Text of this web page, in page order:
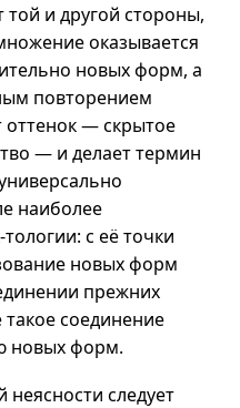
той и другой стороны,
оказывается
новых форм, а
повторением
оттенок — скрытое
— и делает термин
наиболее
тологии: с её точки
новых форм
прежних
такое соединение
новых форм.
следует